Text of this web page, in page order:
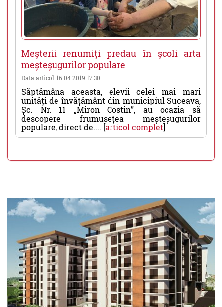
Meșterii renumiți predau în școli arta
meșteșugurilor populare
Data articol: 16.04.2019 17:30
Săptămâna aceasta, elevii celei mai mari
unități de învățământ din municipiul Suceava,
Șc. Nr. 11 „Miron Costin”, au ocazia să
descopere frumusețea meșteșugurilor
populare, direct de.... [articol complet]